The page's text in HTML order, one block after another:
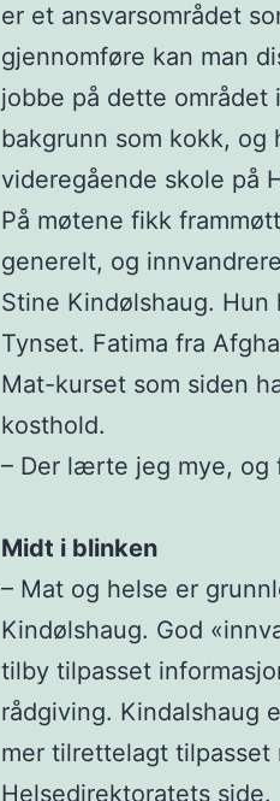
er et ansvarsområdet
gjennomføre kan man
jobbe på dette området
bakgrunn som kokk, og
videregående skole på
På møtene fikk
generelt, og
Stine Kindølshaug.
Tynset. Fatima fra
Mat-kurset som siden
kosthold.
– Der lærte jeg mye, og
Midt i blinken
– Mat og helse er
Kindølshaug. God
tilby tilpasset
rådgiving. Kindalshaug
mer tilrettelagt tilpasset
Helsedirektoratets side.